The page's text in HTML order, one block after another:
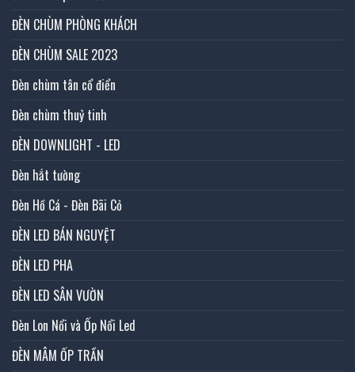
ĐÈN CHÙM PHÒNG KHÁCH
ĐÈN CHÙM SALE 2023
Đèn chùm tân cổ điển
Đèn chùm thuỷ tinh
ĐÈN DOWNLIGHT - LED
Đèn hắt tường
Đèn Hồ Cá - Đèn Bãi Cỏ
ĐÈN LED BÁN NGUYỆT
ĐÈN LED PHA
ĐÈN LED SÂN VƯỜN
Đèn Lon Nổi và Ốp Nổi Led
ĐÈN MÂM ỐP TRẦN